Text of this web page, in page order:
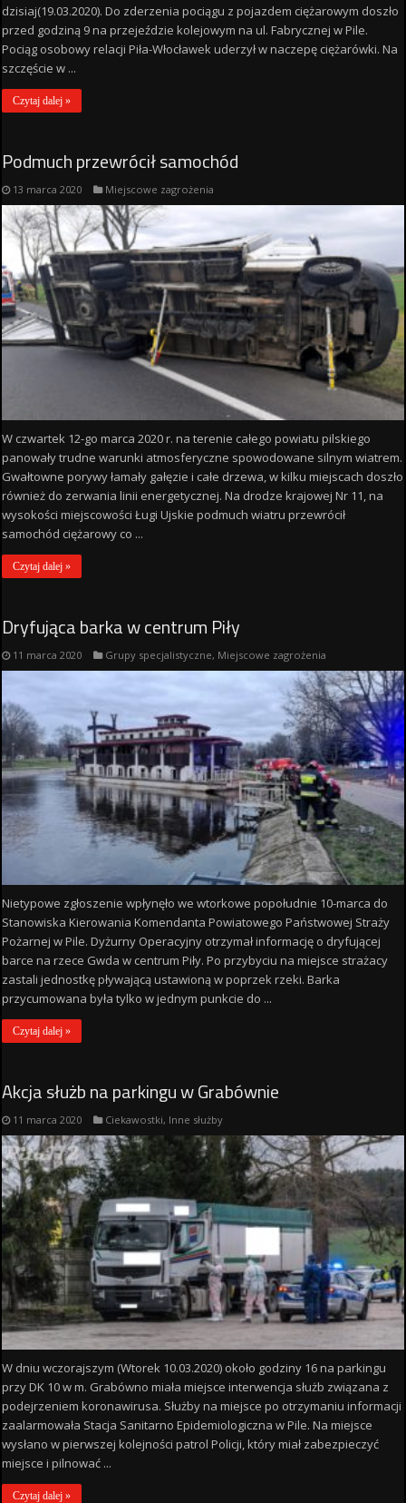
dzisiaj(19.03.2020). Do zderzenia pociągu z pojazdem ciężarowym doszło
przed godziną 9 na przejeździe kolejowym na ul. Fabrycznej w Pile.
Pociąg osobowy relacji Piła-Włocławek uderzył w naczepę ciężarówki. Na
szczęście w ...
Czytaj dalej »
Podmuch przewrócił samochód
13 marca 2020 Miejscowe zagrożenia
W czwartek 12-go marca 2020 r. na terenie całego powiatu pilskiego
panowały trudne warunki atmosferyczne spowodowane silnym wiatrem.
Gwałtowne porywy łamały gałęzie i całe drzewa, w kilku miejscach doszło
również do zerwania linii energetycznej. Na drodze krajowej Nr 11, na
wysokości miejscowości Ługi Ujskie podmuch wiatru przewrócił
samochód ciężarowy co ...
Czytaj dalej »
Dryfująca barka w centrum Piły
11 marca 2020 Grupy specjalistyczne, Miejscowe zagrożenia
Nietypowe zgłoszenie wpłynęło we wtorkowe popołudnie 10-marca do
Stanowiska Kierowania Komendanta Powiatowego Państwowej Straży
Pożarnej w Pile. Dyżurny Operacyjny otrzymał informację o dryfującej
barce na rzece Gwda w centrum Piły. Po przybyciu na miejsce strażacy
zastali jednostkę pływającą ustawioną w poprzek rzeki. Barka
przycumowana była tylko w jednym punkcie do ...
Czytaj dalej »
Akcja służb na parkingu w Grabównie
11 marca 2020 Ciekawostki, Inne służby
W dniu wczorajszym (Wtorek 10.03.2020) około godziny 16 na parkingu
przy DK 10 w m. Grabówno miała miejsce interwencja służb związana z
podejrzeniem koronawirusa. Służby na miejsce po otrzymaniu informacji
zaalarmowała Stacja Sanitarno Epidemiologiczna w Pile. Na miejsce
wysłano w pierwszej kolejności patrol Policji, który miał zabezpieczyć
miejsce i pilnować ...
Czytaj dalej »